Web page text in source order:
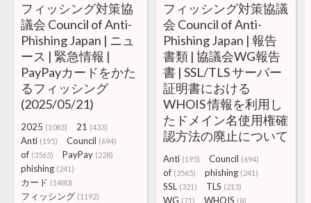
フィッシング対策協
議会 Council of Anti-
Phishing Japan | ニュ
ース | 緊急情報 |
PayPayカードをかた
るフィッシング
(2025/05/21)
2025 (1083) 21 (433)
Anti (195) Council (694)
of (3565) PayPay (228)
phishing (241)
カード (1480)
フィッシング (1192)
フィッシング対策協議
会 Council of Anti-
Phishing Japan | 報告
書類 | 協議会WG報告
書 | SSL/TLS サーバー
証明書における
WHOIS 情報を利用し
たドメイン名使用権確
認方法の廃止について
Anti (195) Council (694)
of (3565) phishing (241)
SSL (321) TLS (213)
WG (71) WHOIS (8)